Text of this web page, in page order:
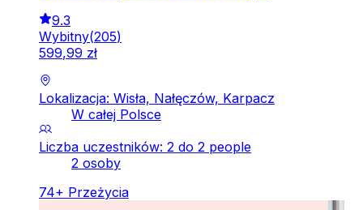
9.3
Wybitny(205)
599,99 zł
Lokalizacja: Wisła, Nałęczów, Karpacz
W całej Polsce
Liczba uczestników: 2 do 2 people
2 osoby
74+ Przeżycia